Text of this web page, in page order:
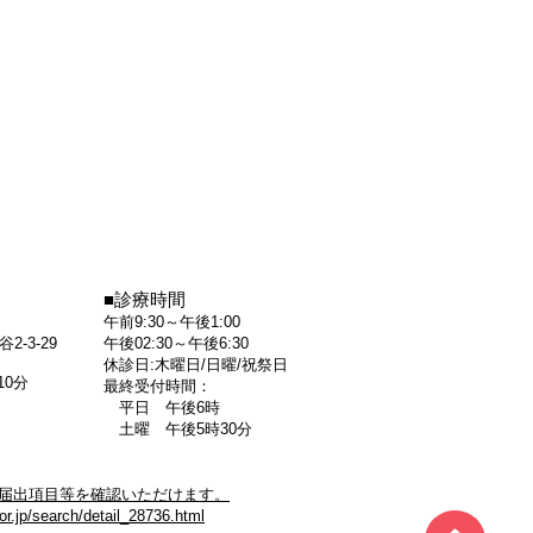
2-3-29
分
■診療時間
午前9:30～午後1:00
午後02:30～午後6:30
休診日:木曜日/日曜/祝祭日
最終受付時間：
平日 午後6時
土曜 午後5時30分
出項目等を確認いただけます。
search/detail_28736.html